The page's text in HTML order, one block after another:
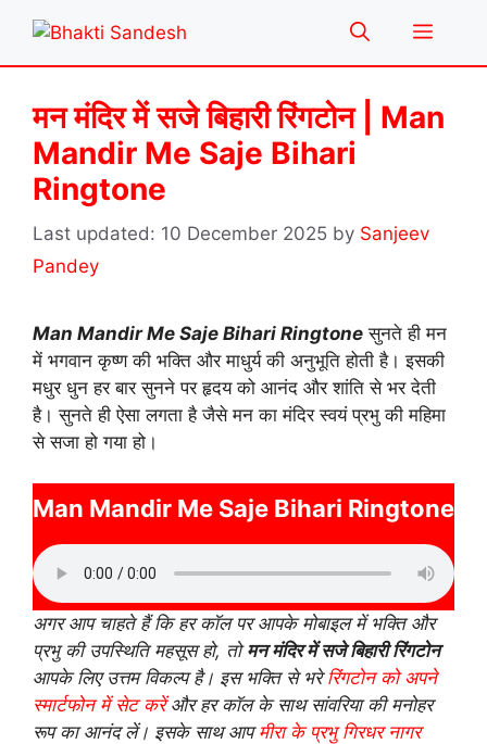
content
Menu
मन मंदिर में सजे बिहारी रिंगटोन | Man
Mandir Me Saje Bihari
Ringtone
10 December 2025 by Sanjeev
Pandey
Man Mandir Me Saje Bihari Ringtone सुनते ही मन
में भगवान कृष्ण की भक्ति और माधुर्य की अनुभूति होती है। इसकी
मधुर धुन हर बार सुनने पर हृदय को आनंद और शांति से भर देती
है। सुनते ही ऐसा लगता है जैसे मन का मंदिर स्वयं प्रभु की महिमा
से सजा हो गया हो।
Man Mandir Me Saje Bihari Ringtone
अगर आप चाहते हैं कि हर कॉल पर आपके मोबाइल में भक्ति और
प्रभु की उपस्थिति महसूस हो, तोमन मंदिर में सजे बिहारी रिंगटोन
आपके लिए उत्तम विकल्प है। इस भक्ति से भरेरिंगटोन को अपने
स्मार्टफोन में सेट करेंऔर हर कॉल के साथ सांवरिया की मनोहर
रूप का आनंद लें। इसके साथ आपमीरा के प्रभु गिरधर नागर